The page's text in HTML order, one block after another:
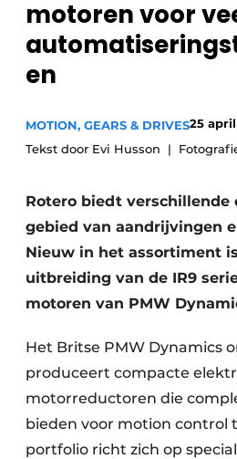
Privacy / Cookie
Vacature aanmelden
motoren voor
en
MOTION, GEARS & DRIVES25
Tekst door Evi Husson
Rotero biedt verschillende
gebied van aandrijvingen
Nieuw in het assortiment
uitbreiding van de IR9
motoren van PMW
Het Britse PMW Dynamics
produceert compacte
motorreductoren die
bieden voor motion control
portfolio richt zich op